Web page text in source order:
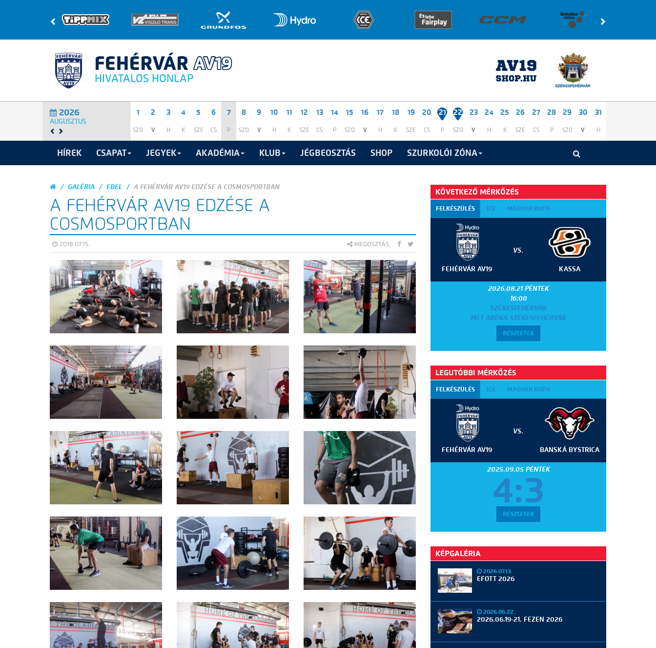
HIVATALOS HONLAP
2026
AUGUSZTUS
1
SZO
2
V
3
H
4
K
5
SZE
6
CS
7
P
8
SZO
9
V
10
H
11
K
12
SZE
13
CS
14
P
15
SZO
16
V
17
H
18
K
19
SZE
20
CS
21
P
22
SZO
23
V
24
H
25
K
26
SZE
27
CS
28
P
29
SZO
30
V
31
H
HÍREK CSAPAT JEGYEK AKADÉMIA KLUB JÉGBEOSZTÁS SHOP SZURKOLÓI ZÓNA
GALÉRIA EBEL A FEHÉRVÁR AV19 EDZÉSE A COSMOSPORTBAN
A FEHÉRVÁR AV19 EDZÉSE A
COSMOSPORTBAN
2018.07.15. MEGOSZTÁS:
KÖVETKEZŐ MÉRKŐZÉS
FELKÉSZÜLÉS ICE MAGYAR KUPA
FEHÉRVÁR AV19
VS.
KASSA
2026.08.21 PÉNTEK
16:00
SZÉKESFEHÉRVÁR
MET ARÉNA SZÉKESFEHÉRVÁR
RÉSZLETEK
LEGUTÓBBI MÉRKŐZÉS
FELKÉSZÜLÉS ICE MAGYAR KUPA
FEHÉRVÁR AV19
VS.
BANSKÁ BYSTRICA
2025.09.05 PÉNTEK
4:3
RÉSZLETEK
KÉPGALÉRIA
2026.07.13.
EFOTT 2026
2026.06.22.
2026.06.19-21. FEZEN 2026